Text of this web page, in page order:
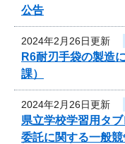
公告
2024年2月26日更新
R6耐刃手袋の製造
課）
2024年2月26日更新
県立学校学習用タ
委託に関する一般